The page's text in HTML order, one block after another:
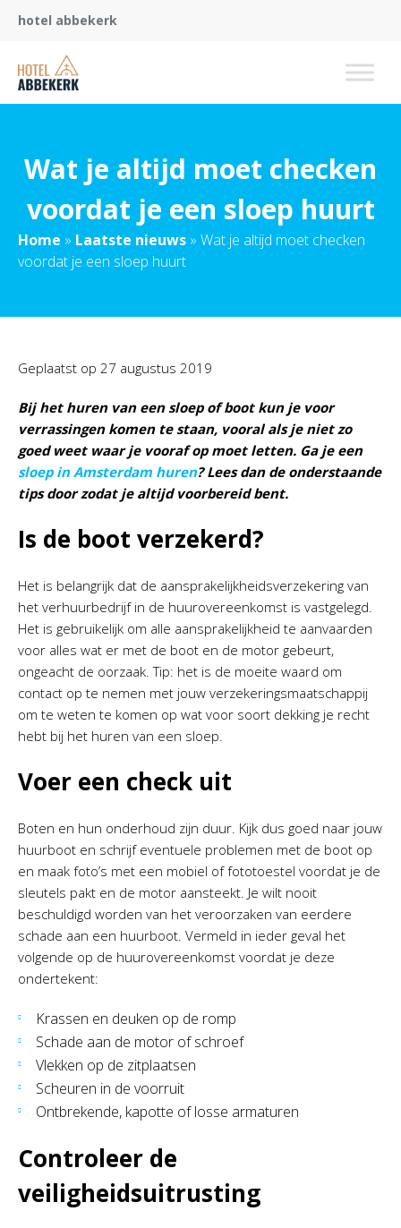
hotel abbekerk
Wat je altijd moet checken
voordat je een sloep huurt
Home » Laatste nieuws » Wat je altijd moet checken
voordat je een sloep huurt
Geplaatst op 27 augustus 2019
Bij het huren van een sloep of boot kun je voor
verrassingen komen te staan, vooral als je niet zo
goed weet waar je vooraf op moet letten. Ga je een
sloep in Amsterdam huren? Lees dan de onderstaande
tips door zodat je altijd voorbereid bent.
Is de boot verzekerd?
Het is belangrijk dat de aansprakelijkheidsverzekering van
het verhuurbedrijf in de huurovereenkomst is vastgelegd.
Het is gebruikelijk om alle aansprakelijkheid te aanvaarden
voor alles wat er met de boot en de motor gebeurt,
ongeacht de oorzaak. Tip: het is de moeite waard om
contact op te nemen met jouw verzekeringsmaatschappij
om te weten te komen op wat voor soort dekking je recht
hebt bij het huren van een sloep.
Voer een check uit
Boten en hun onderhoud zijn duur. Kijk dus goed naar jouw
huurboot en schrijf eventuele problemen met de boot op
en maak foto’s met een mobiel of fototoestel voordat je de
sleutels pakt en de motor aansteekt. Je wilt nooit
beschuldigd worden van het veroorzaken van eerdere
schade aan een huurboot. Vermeld in ieder geval het
volgende op de huurovereenkomst voordat je deze
ondertekent:
Krassen en deuken op de romp
Schade aan de motor of schroef
Vlekken op de zitplaatsen
Scheuren in de voorruit
Ontbrekende, kapotte of losse armaturen
Controleer de
veiligheidsuitrusting